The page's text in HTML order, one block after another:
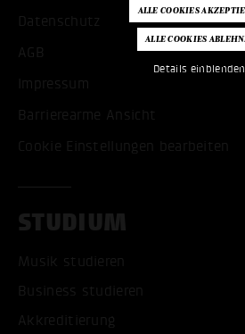
Details einblenden
Datenschutz
AGB
Impressum
Barrierearme Ansicht
Cookie Einstellungen bearbeiten
STUDIUM
Musik studieren
Business studieren
Akkreditierung